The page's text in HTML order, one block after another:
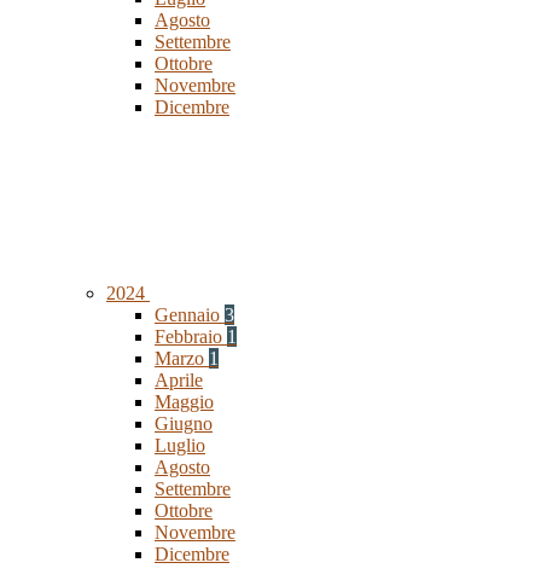
Agosto
Settembre
Ottobre
Novembre
Dicembre
2024
Gennaio 3
Febbraio 1
Marzo 1
Aprile
Maggio
Giugno
Luglio
Agosto
Settembre
Ottobre
Novembre
Dicembre